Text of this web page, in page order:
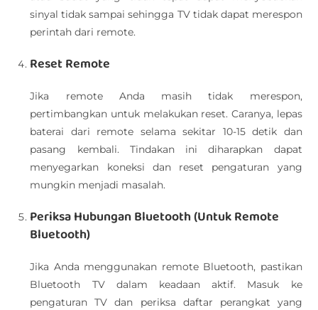
sinyal tidak sampai sehingga TV tidak dapat merespon
perintah dari remote.
Reset Remote
Jika remote Anda masih tidak merespon,
pertimbangkan untuk melakukan reset. Caranya, lepas
baterai dari remote selama sekitar 10-15 detik dan
pasang kembali. Tindakan ini diharapkan dapat
menyegarkan koneksi dan reset pengaturan yang
mungkin menjadi masalah.
Periksa Hubungan Bluetooth (Untuk Remote
Bluetooth)
Jika Anda menggunakan remote Bluetooth, pastikan
Bluetooth TV dalam keadaan aktif. Masuk ke
pengaturan TV dan periksa daftar perangkat yang